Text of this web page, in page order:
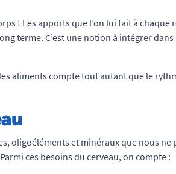
! Les apports que l’on lui fait à chaque
terme. C’est une notion à intégrer
aliments compte tout autant que le
oligoéléments et minéraux que nous ne
ces besoins du cerveau, on compte :